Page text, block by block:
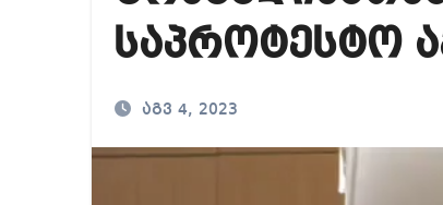
რატომ
საპროტესტო
აგვ 4, 2023